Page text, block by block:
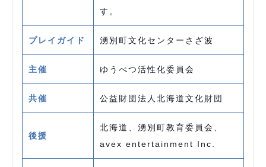
す。
プレイガイド 湧別町文化センターさざ波
主催 ゆうべつ活性化委員会
共催 公益財団法人北海道文化財団
後援
北海道、湧別町教育委員会、
avex entertainment Inc.